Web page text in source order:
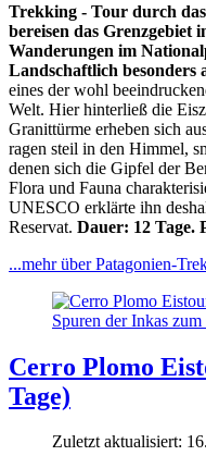
Trekking - Tour durch
bereisen das Grenzgebiet
Wanderungen im
Landschaftlich besonders
eines der wohl
Welt. Hier hinterließ die
Granittürme erheben sich
ragen steil in den Himmel,
denen sich die Gipfel der
Flora und Fauna
UNESCO erklärte ihn
Reservat. Dauer: 12 Tage.
...mehr über Patagonien-
Cerro Plomo
Tage)
Zuletzt aktualisiert: